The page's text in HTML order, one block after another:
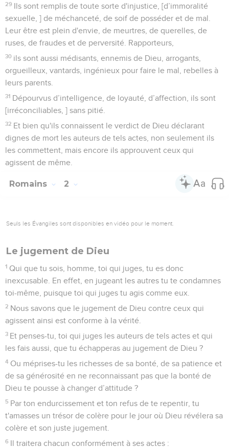
29 Ils sont remplis de toute sorte d'injustice, [d’immoralité
sexuelle, ] de méchanceté, de soif de posséder et de mal.
Leur être est plein d'envie, de meurtres, de querelles, de
ruses, de fraudes et de perversité. Rapporteurs,
30 ils sont aussi médisants, ennemis de Dieu, arrogants,
orgueilleux, vantards, ingénieux pour faire le mal, rebelles à
leurs parents.
31 Dépourvus d’intelligence, de loyauté, d’affection, ils sont
[irréconciliables, ] sans pitié.
32 Et bien qu'ils connaissent le verdict de Dieu déclarant
dignes de mort les auteurs de tels actes, non seulement ils
les commettent, mais encore ils approuvent ceux qui
agissent de même.
Romains 2
Seuls les Évangiles sont disponibles en vidéo pour le moment.
Le jugement de Dieu
1 Qui que tu sois, homme, toi qui juges, tu es donc
inexcusable. En effet, en jugeant les autres tu te condamnes
toi-même, puisque toi qui juges tu agis comme eux.
2 Nous savons que le jugement de Dieu contre ceux qui
agissent ainsi est conforme à la vérité.
3 Et penses-tu, toi qui juges les auteurs de tels actes et qui
les fais aussi, que tu échapperas au jugement de Dieu ?
4 Ou méprises-tu les richesses de sa bonté, de sa patience et
de sa générosité en ne reconnaissant pas que la bonté de
Dieu te pousse à changer d’attitude ?
5 Par ton endurcissement et ton refus de te repentir, tu
t'amasses un trésor de colère pour le jour où Dieu révélera sa
colère et son juste jugement.
6 Il traitera chacun conformément à ses actes :